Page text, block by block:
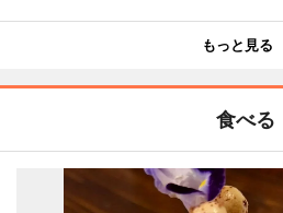
もっと見る
食べる